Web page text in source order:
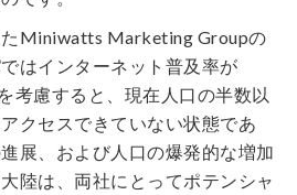
Miniwatts Marketing Groupの
はインターネット普及率が
考慮すると、現在人口の半数以
クセスできていない状態であ
展、および人口の爆発的な増加
陸は、両社にとってポテンシャ